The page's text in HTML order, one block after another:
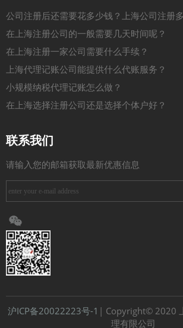
公司注册后还需要花多少钱？上海公司注册
在上海注册公司的一般需要几天时间呢？
在上海注册一家公司需要什么手续？
上海代理记账公司能提供什么代账服务？
小规模纳税代理记账怎么做？
在上海选择注册公司还是选择个体户好？
联系我们
请输入您的邮箱获取最新优惠信息
沪ICP备20022223号-1 | Copyright© 2020
理有限公司